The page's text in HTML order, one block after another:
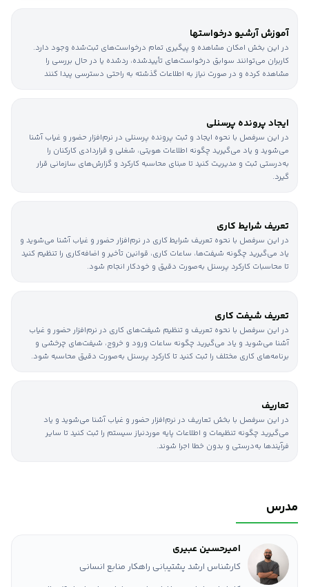
آموزش آرشیو درخواستها
در این بخش امکان مشاهده و پیگیری تمام درخواست‌های ثبت‌شده وجود دارد.
کاربران می‌توانند سوابق درخواست‌های تأییدشده، ردشده یا در حال بررسی را
مشاهده کرده و در صورت نیاز به اطلاعات گذشته به راحتی دسترسی پیدا کنند
ایجاد پرونده پرسنلی
در این سرفصل با نحوه ایجاد و ثبت پرونده پرسنلی در نرم‌افزار حضور و غیاب آشنا
می‌شوید و یاد می‌گیرید چگونه اطلاعات هویتی، شغلی و قراردادی کارکنان را
به‌درستی ثبت و مدیریت کنید تا مبنای محاسبه کارکرد و گزارش‌های سازمانی قرار
گیرد.
تعریف شرایط کاری
در این سرفصل با نحوه تعریف شرایط کاری در نرم‌افزار حضور و غیاب آشنا می‌شوید و
یاد می‌گیرید چگونه شیفت‌ها، ساعات کاری، قوانین تأخیر و اضافه‌کاری را تنظیم کنید
تا محاسبات کارکرد پرسنل به‌صورت دقیق و خودکار انجام شود.
تعریف شیفت کاری
در این سرفصل با نحوه تعریف و تنظیم شیفت‌های کاری در نرم‌افزار حضور و غیاب
آشنا می‌شوید و یاد می‌گیرید چگونه ساعات ورود و خروج، شیفت‌های چرخشی و
برنامه‌های کاری مختلف را ثبت کنید تا کارکرد پرسنل به‌صورت دقیق محاسبه شود.
تعاریف
در این سرفصل با بخش تعاریف در نرم‌افزار حضور و غیاب آشنا می‌شوید و یاد
می‌گیرید چگونه تنظیمات و اطلاعات پایه موردنیاز سیستم را ثبت کنید تا سایر
فرآیندها به‌درستی و بدون خطا اجرا شوند.
مدرس
امیرحسین عبیری
کارشناس ارشد پشتیبانی راهکار منابع انسانی